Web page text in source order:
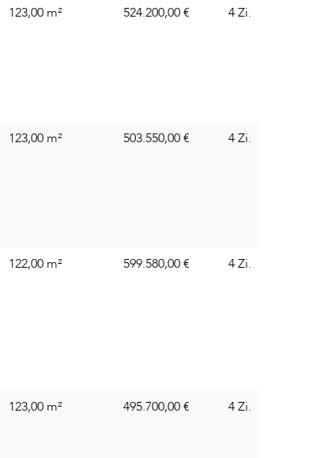
123,00 m² 524.200,00€ 4 Zi.
123,00 m² 503.550,00€ 4 Zi.
122,00 m² 599.580,00€ 4 Zi.
123,00 m² 495.700,00€ 4 Zi.